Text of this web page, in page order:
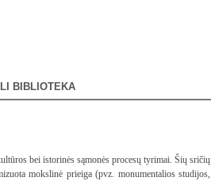
BIBLIOTEKA
bei istorinės sąmonės procesų tyrimai. Šių sričių
mokslinė prieiga (pvz. monumentalios studijos,